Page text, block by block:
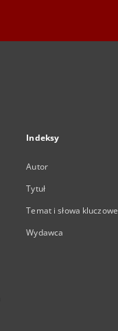
Indeksy
Autor
Tytuł
Temat i słowa kluczowe
Wydawca